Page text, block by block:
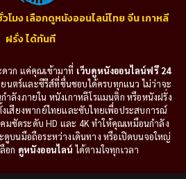
โมง เลือกดูหนังออนไลน์ไทย จีน เกาหลี
ฝรั่ง ได้ทันที
วก แค่คุณเข้ามาที่ เว็บดูหนังออนไลน์ฟรี 24
นตร์และซีรีส์ที่ชื่นชอบได้ครบทุกแนว ไม่ว่าจะ
ำลังภายใน หนังเกาหลีโรแมนติก หรือหนังฝรั่ง
เสียงพากย์ไทยและซับไทยเพื่อประสบการณ์
มชัดระดับ HD และ 4K ทำให้คุณเหมือนกำลัง
ดูบนมือถือระหว่างเดินทาง หรือเปิดบนจอใหญ่
อก ดูหนังออนไลน์ ได้ตามใจทุกเวลา